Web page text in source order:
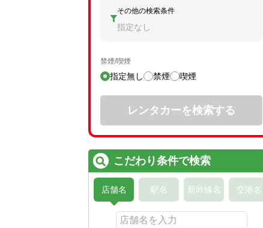
その他の検索条件
指定なし
禁煙/喫煙
指定無し 禁煙 喫煙
レンタカーを検索する
こだわり条件で検索
店舗名 駅名 新幹線名 空港名